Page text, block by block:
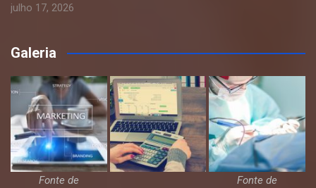
julho 17, 2026
Galeria
Fonte de
Fonte de